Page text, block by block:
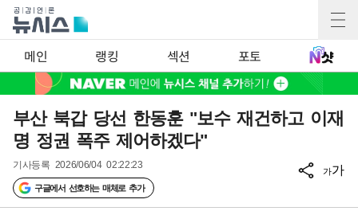
메인 랭킹 섹션 포토
부산 북갑 당선 한동훈 "보수 재건하고 이재
명 정권 폭주 제어하겠다"
기사등록 2026/06/04 02:22:23
구글에서 선호하는 매체로 추가
가가